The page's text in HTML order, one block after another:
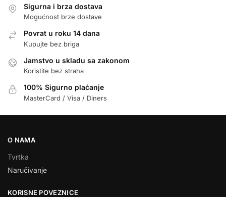
Sigurna i brza dostava
Mogućnost brze dostave
Povrat u roku 14 dana
Kupujte bez briga
Jamstvo u skladu sa zakonom
Koristite bez straha
100% Sigurno plaćanje
MasterCard / Visa / Diners
O NAMA
Tvrtka
Naručivanje
KORISNE POVEZNICE